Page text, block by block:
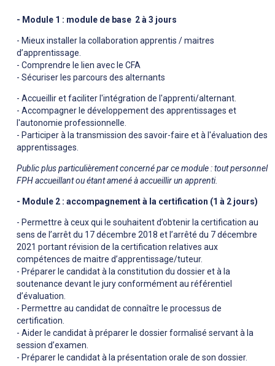
- Module 1 : module de base 2 à 3 jours
- Mieux installer la collaboration apprentis / maitres
d’apprentissage.
- Comprendre le lien avec le CFA
- Sécuriser les parcours des alternants
- Accueillir et faciliter l'intégration de l'apprenti/alternant.
- Accompagner le développement des apprentissages et
l'autonomie professionnelle.
- Participer à la transmission des savoir-faire et à l'évaluation des
apprentissages.
Public plus particulièrement concerné par ce module : tout personnel
FPH accueillant ou étant amené à accueillir un apprenti.
- Module 2 : accompagnement à la certification (1 à 2 jours)
- Permettre à ceux qui le souhaitent d’obtenir la certification au
sens de l’arrêt du 17 décembre 2018 et l’arrêté du 7 décembre
2021 portant révision de la certification relatives aux
compétences de maitre d’apprentissage/tuteur.
- Préparer le candidat à la constitution du dossier et à la
soutenance devant le jury conformément au référentiel
d’évaluation.
- Permettre au candidat de connaître le processus de
certification.
- Aider le candidat à préparer le dossier formalisé servant à la
session d’examen.
- Préparer le candidat à la présentation orale de son dossier.